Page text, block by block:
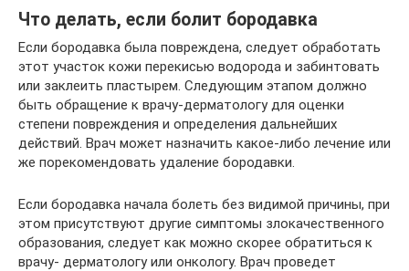
Что делать, если болит бородавка
Если бородавка была повреждена, следует обработать
этот участок кожи перекисью водорода и забинтовать
или заклеить пластырем. Следующим этапом должно
быть обращение к врачу-дерматологу для оценки
степени повреждения и определения дальнейших
действий. Врач может назначить какое-либо лечение или
же порекомендовать удаление бородавки.
Если бородавка начала болеть без видимой причины, при
этом присутствуют другие симптомы злокачественного
образования, следует как можно скорее обратиться к
врачу- дерматологу или онкологу. Врач проведет